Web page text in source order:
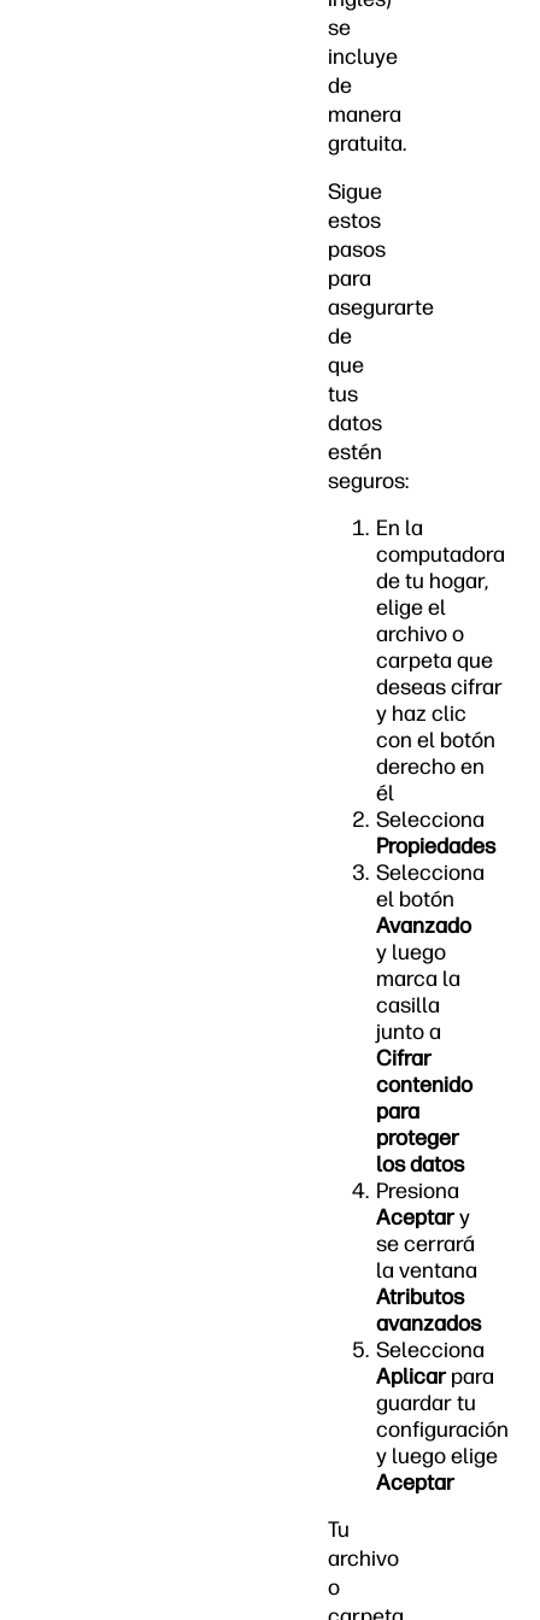
se
incluye
de
manera
gratuita.
Sigue
estos
pasos
para
asegurarte
de
que
tus
datos
estén
seguros:
En la
computadora
de tu hogar,
elige el
archivo o
carpeta que
deseas cifrar
y haz clic
con el botón
derecho en
él
Selecciona
Propiedades
Selecciona
el botón
Avanzado
y luego
marca la
casilla
junto a
Cifrar
contenido
para
proteger
los datos
Presiona
Aceptary
se cerrará
la ventana
Atributos
avanzados
Selecciona
Aplicarpara
guardar tu
configuración
y luego elige
Aceptar
Tu
archivo
o